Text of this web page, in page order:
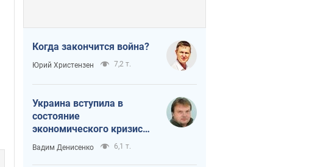
Когда закончится война?
Юрий Христензен 7,2 т.
Украина вступила в
состояние
экономического кризиса.
Есть ли свет в конце
туннеля?
Вадим Денисенко 6,1 т.